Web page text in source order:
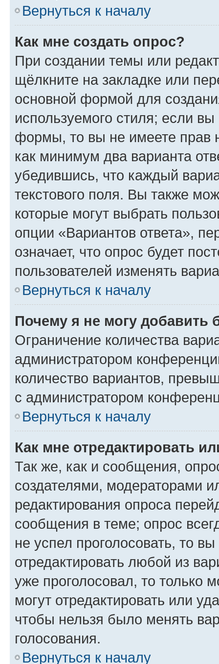
Вернуться к началу
Как мне создать опрос?
При создании темы или
щёлкните на закладке или
основной формой для
используемого стиля; если
формы, то вы не имеете прав
как минимум два варианта
убедившись, что каждый
текстового поля. Вы также
которые могут выбрать
опции «Вариантов ответа»,
означает, что опрос будет
пользователей изменять
Вернуться к началу
Почему я не могу добавить
Ограничение количества
администратором
количество вариантов,
с администратором
Вернуться к началу
Как мне отредактировать
Так же, как и сообщения,
создателями, модераторами
редактирования опроса
сообщения в теме; опрос
не успел проголосовать, то
отредактировать любой из
уже проголосовал, то только
могут отредактировать или
чтобы нельзя было менять
голосования.
Вернуться к началу